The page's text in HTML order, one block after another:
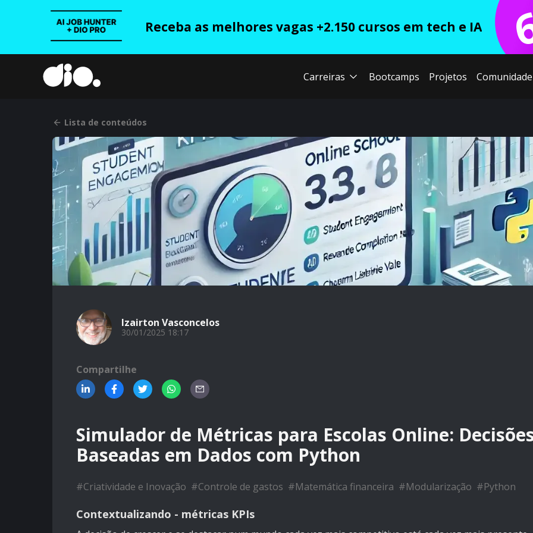
Receba as melhores vagas +2.150 cursos em tech e IA
Carreiras Bootcamps Projetos Comunidade
Lista de conteúdos
Izairton Vasconcelos
30/01/2025 18:17
Compartilhe
Simulador de Métricas para Escolas Online:
Baseadas em Dados com Python
#Criatividade e Inovação #Controle de gastos #Matemática financeira #Modularização #Python
Contextualizando - métricas KPIs